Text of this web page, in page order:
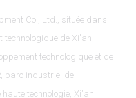
Co., Ltd., située dans
technologique de Xi'an,
technologique et de
parc industriel de
technologie, Xi'an.